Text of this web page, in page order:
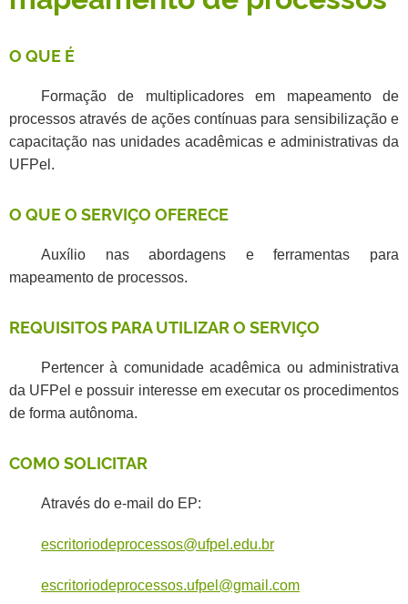
O QUE É
Formação de multiplicadores em mapeamento de
processos através de ações contínuas para sensibilização e
capacitação nas unidades acadêmicas e administrativas da
UFPel.
O QUE O SERVIÇO OFERECE
Auxílio nas abordagens e ferramentas para
mapeamento de processos.
REQUISITOS PARA UTILIZAR O SERVIÇO
Pertencer à comunidade acadêmica ou administrativa
da UFPel e possuir interesse em executar os procedimentos
de forma autônoma.
COMO SOLICITAR
Através do e-mail do EP:
escritoriodeprocessos@ufpel.edu.br
escritoriodeprocessos.ufpel@gmail.com